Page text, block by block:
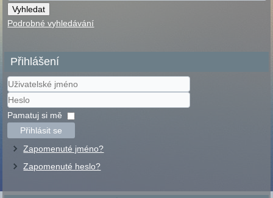
Podrobné vyhledávání
Přihlášení
Uživatelské
jméno
Heslo
Pamatuj si mě
Přihlásit se
Zapomenuté jméno?
Zapomenuté heslo?